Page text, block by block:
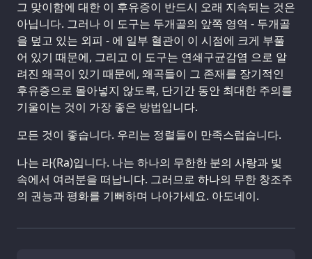
그 맞이함에 대한 이 후유증이 반드시 오래 지속되는 것은
아닙니다. 그러나 이 도구는 두개골의 앞쪽 영역 - 두개골
을 덮고 있는 외피 - 에 일부 혈관이 이 시점에 크게 부풀
어 있기 때문에, 그리고 이 도구는 연쇄구균감염 으로 알
려진 왜곡이 있기 때문에, 왜곡들이 그 존재를 장기적인
후유증으로 몰아넣지 않도록, 단기간 동안 최대한 주의를
기울이는 것이 가장 좋은 방법입니다.
모든 것이 좋습니다. 우리는 정렬들이 만족스럽습니다.
나는 라(Ra)입니다. 나는 하나의 무한한 분의 사랑과 빛
속에서 여러분을 떠납니다. 그러므로 하나의 무한 창조주
의 권능과 평화를 기뻐하며 나아가세요. 아도네이.